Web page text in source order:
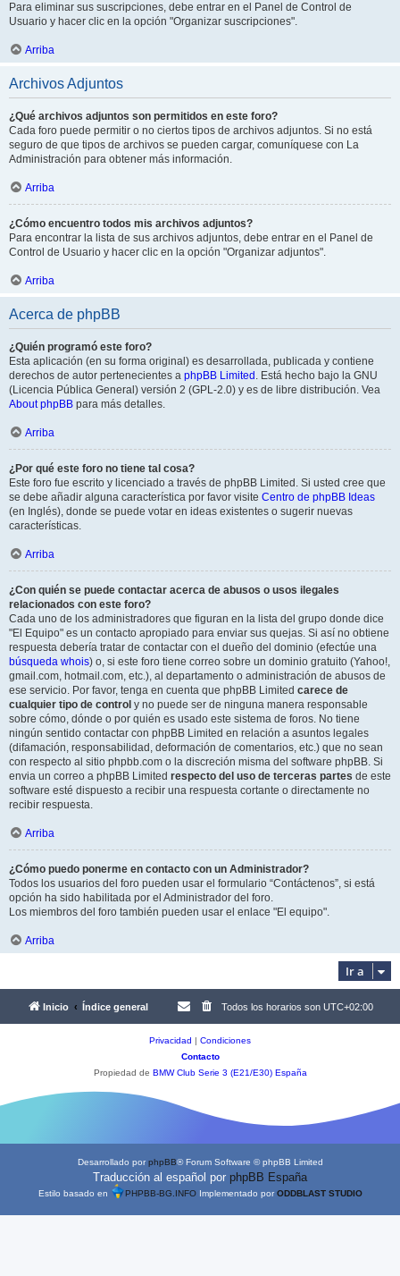
Para eliminar sus suscripciones, debe entrar en el Panel de Control de
Usuario y hacer clic en la opción "Organizar suscripciones".
Arriba
Archivos Adjuntos
¿Qué archivos adjuntos son permitidos en este foro?
Cada foro puede permitir o no ciertos tipos de archivos adjuntos. Si no está
seguro de que tipos de archivos se pueden cargar, comuníquese con La
Administración para obtener más información.
Arriba
¿Cómo encuentro todos mis archivos adjuntos?
Para encontrar la lista de sus archivos adjuntos, debe entrar en el Panel de
Control de Usuario y hacer clic en la opción "Organizar adjuntos".
Arriba
Acerca de phpBB
¿Quién programó este foro?
Esta aplicación (en su forma original) es desarrollada, publicada y contiene
derechos de autor pertenecientes a phpBB Limited . Está hecho bajo la GNU
(Licencia Pública General) versión 2 (GPL-2.0) y es de libre distribución. Vea
About phpBB para más detalles.
Arriba
¿Por qué este foro no tiene tal cosa?
Este foro fue escrito y licenciado a través de phpBB Limited. Si usted cree que
se debe añadir alguna característica por favor visite Centro de phpBB Ideas
(en Inglés), donde se puede votar en ideas existentes o sugerir nuevas
características.
Arriba
¿Con quién se puede contactar acerca de abusos o usos ilegales
relacionados con este foro?
Cada uno de los administradores que figuran en la lista del grupo donde dice
"El Equipo" es un contacto apropiado para enviar sus quejas. Si así no obtiene
respuesta debería tratar de contactar con el dueño del dominio (efectúe una
búsqueda whois) o, si este foro tiene correo sobre un dominio gratuito (Yahoo!,
gmail.com, hotmail.com, etc.), al departamento o administración de abusos de
ese servicio. Por favor, tenga en cuenta que phpBB Limited carece de
cualquier tipo de control y no puede ser de ninguna manera responsable
sobre cómo, dónde o por quién es usado este sistema de foros. No tiene
ningún sentido contactar con phpBB Limited en relación a asuntos legales
(difamación, responsabilidad, deformación de comentarios, etc.) que no sean
con respecto al sitio phpbb.com o la discreción misma del software phpBB. Si
envia un correo a phpBB Limited respecto del uso de terceras partes de este
software esté dispuesto a recibir una respuesta cortante o directamente no
recibir respuesta.
Arriba
¿Cómo puedo ponerme en contacto con un Administrador?
Todos los usuarios del foro pueden usar el formulario “Contáctenos”, si está
opción ha sido habilitada por el Administrador del foro.
Los miembros del foro también pueden usar el enlace "El equipo".
Arriba
Ir a
Inicio Índice general Todos los horarios son UTC+02:00
Privacidad | Condiciones
Contacto
Propiedad de BMW Club Serie 3 (E21/E30) España
Desarrollado porphpBB® Forum Software © phpBB Limited
Traducción al español por phpBB España
Estilo basado en PHPBB-BG.INFOImplementado porODDBLAST STUDIO